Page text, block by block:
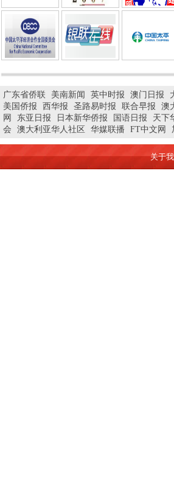
广东省侨联 美南新闻 英中时报 澳门日报
美国侨报
西华报 圣路易时报 联合早报 澳
网
东亚日报 日本新华侨报 国语日报 天下
会
澳大利亚华人社区 华媒联播 FT中文网
关于